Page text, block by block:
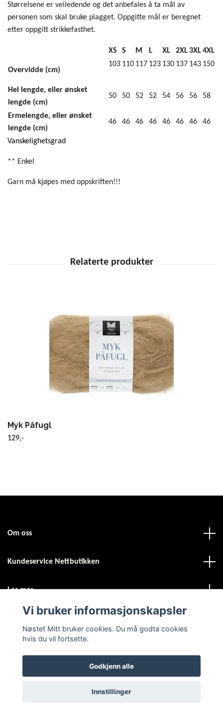
Størrelsene er veiledende og det anbefales å ta mål av
personen som skal bruke plagget. Oppgitte mål er beregnet
etter oppgitt strikkefasthet.
XS S M L XL 2XL3XL4XL
Overvidde (cm)
103 110 117 123 130 137 143 150
Hel lengde, eller ønsket
lengde (cm)
50 50 52 52 54 56 56 58
Ermelengde, eller ønsket
lengde (cm)
46 46 46 46 46 46 46 46
Vanskelighetsgrad
** Enkel
Garn må kjøpes med oppskriften!!!
Myk Påfugl
129,-
Om oss
Kundeservice Nettbutikken
Les mer
© 2026 Nøstet MittPowered by Quickbutik
Vi bruker informasjonskapsler
Nøstet Mitt bruker cookies. Du må godta cookies
hvis du vil fortsette.
Godkjenn alle
Innstillinger